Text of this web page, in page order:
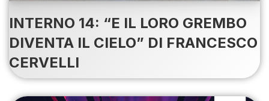
INTERNO 14: “E IL LORO GREMBO
DIVENTA IL CIELO” DI FRANCESCO
CERVELLI